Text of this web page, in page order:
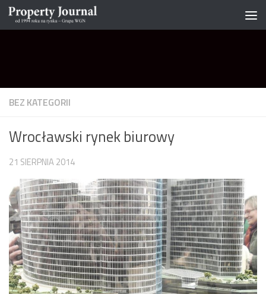
Skip to content
BEZ KATEGORII
Wrocławski rynek biurowy
21 SIERPNIA 2014